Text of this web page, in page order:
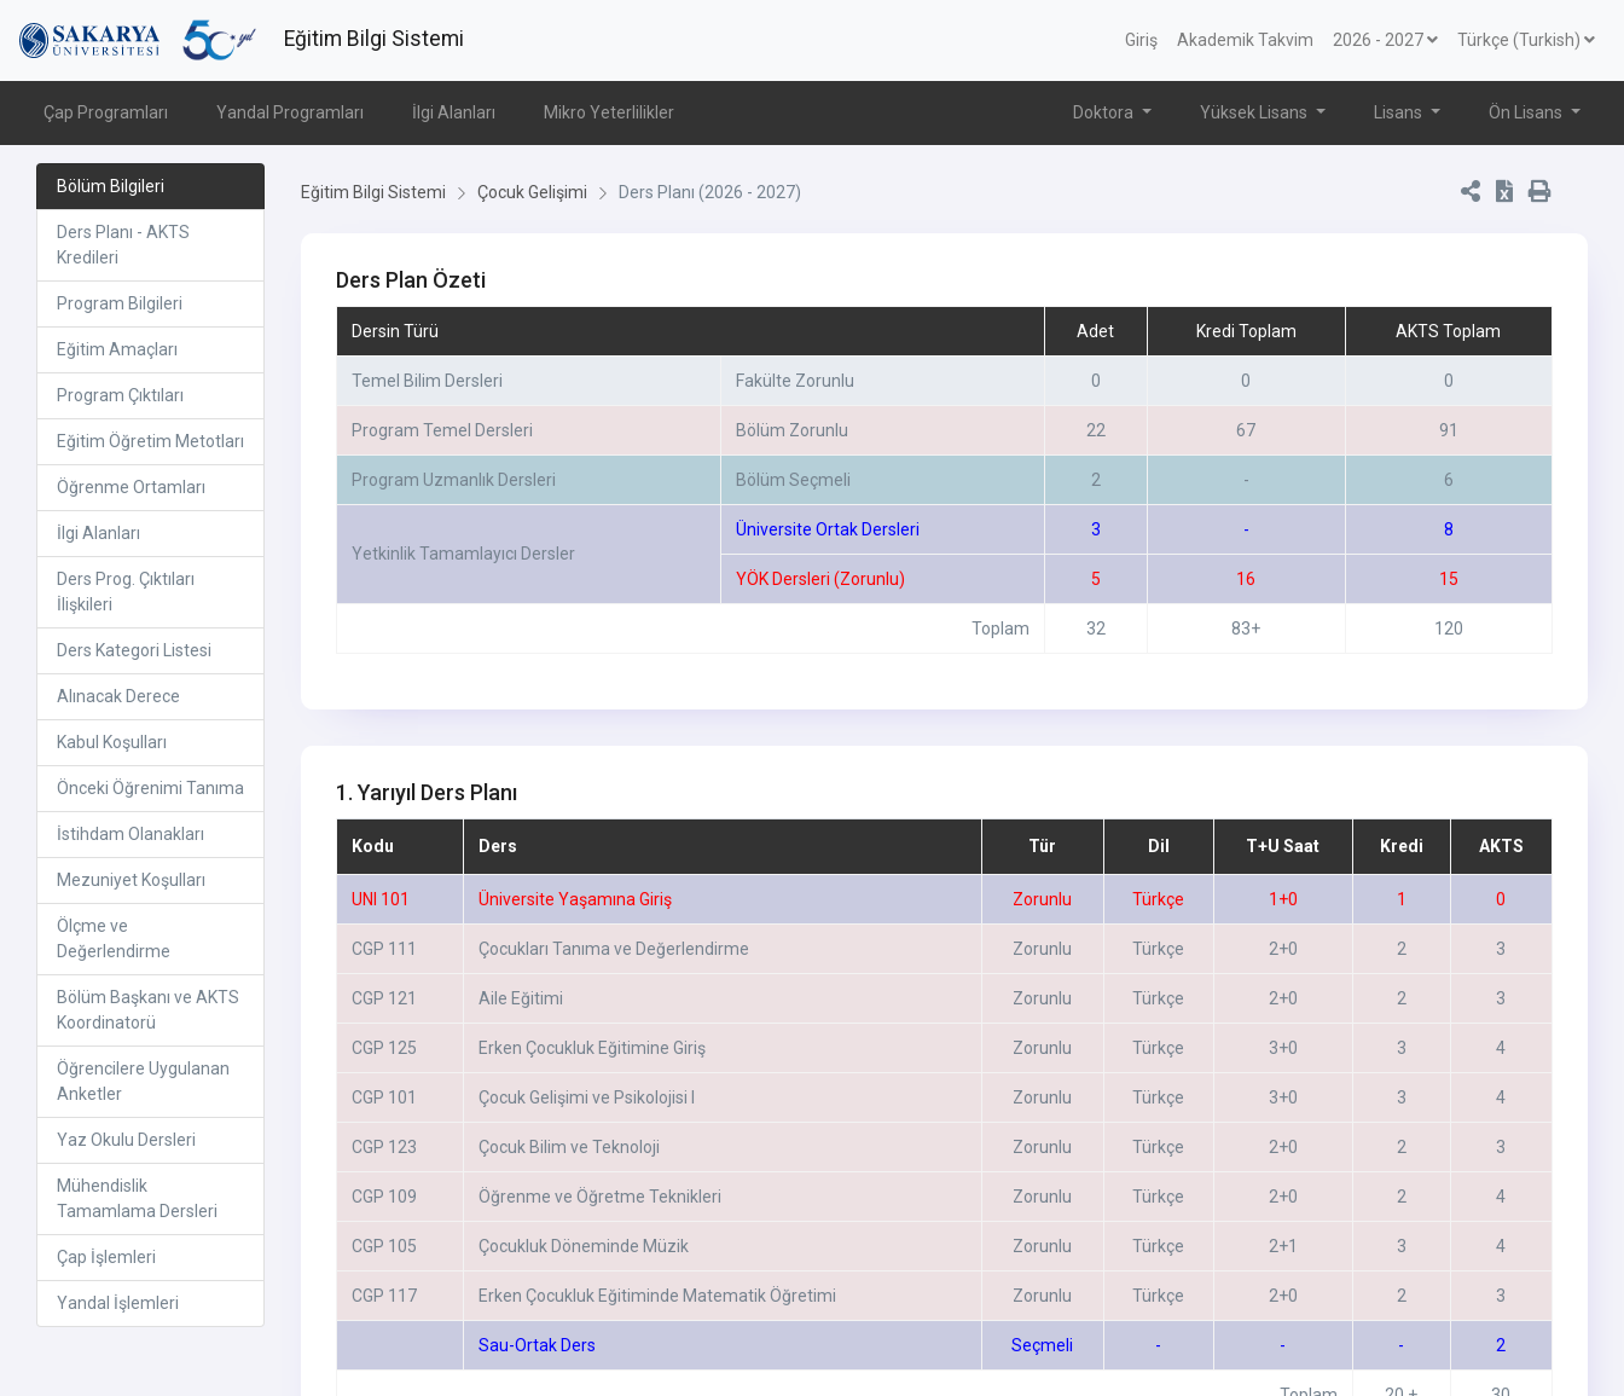
Eğitim Bilgi Sistemi Giriş Akademik Takvim 2026 - 2027 Türkçe (Turkish)
Çap Programları Yandal Programları İlgi Alanları Mikro Yeterlilikler Doktora Yüksek Lisans Lisans Ön Lisans
Bölüm Bilgileri
Ders Planı - AKTS
Kredileri
Program Bilgileri
Eğitim Amaçları
Program Çıktıları
Eğitim Öğretim Metotları
Öğrenme Ortamları
İlgi Alanları
Ders Prog. Çıktıları
İlişkileri
Ders Kategori Listesi
Alınacak Derece
Kabul Koşulları
Önceki Öğrenimi Tanıma
İstihdam Olanakları
Mezuniyet Koşulları
Ölçme ve
Değerlendirme
Bölüm Başkanı ve AKTS
Koordinatorü
Öğrencilere Uygulanan
Anketler
Yaz Okulu Dersleri
Mühendislik
Tamamlama Dersleri
Çap İşlemleri
Yandal İşlemleri
Eğitim Bilgi Sistemi Çocuk Gelişimi Ders Planı (2026 - 2027)
Ders Plan Özeti
Dersin Türü Adet Kredi Toplam AKTS Toplam
Temel Bilim Dersleri Fakülte Zorunlu 0 0 0
Program Temel Dersleri Bölüm Zorunlu 22 67 91
Program Uzmanlık Dersleri Bölüm Seçmeli 2 - 6
Yetkinlik Tamamlayıcı Dersler
Üniversite Ortak Dersleri 3 - 8
YÖK Dersleri (Zorunlu) 5 16 15
Toplam 32 83+ 120
1. Yarıyıl Ders Planı
Kodu Ders Tür Dil T+U Saat Kredi AKTS
UNI 101 Üniversite Yaşamına Giriş Zorunlu Türkçe 1+0 1 0
CGP 111 Çocukları Tanıma ve Değerlendirme Zorunlu Türkçe 2+0 2 3
CGP 121 Aile Eğitimi Zorunlu Türkçe 2+0 2 3
CGP 125 Erken Çocukluk Eğitimine Giriş Zorunlu Türkçe 3+0 3 4
CGP 101 Çocuk Gelişimi ve Psikolojisi I Zorunlu Türkçe 3+0 3 4
CGP 123 Çocuk Bilim ve Teknoloji Zorunlu Türkçe 2+0 2 3
CGP 109 Öğrenme ve Öğretme Teknikleri Zorunlu Türkçe 2+0 2 4
CGP 105 Çocukluk Döneminde Müzik Zorunlu Türkçe 2+1 3 4
CGP 117 Erken Çocukluk Eğitiminde Matematik Öğretimi Zorunlu Türkçe 2+0 2 3
Sau-Ortak Ders Seçmeli - - - 2